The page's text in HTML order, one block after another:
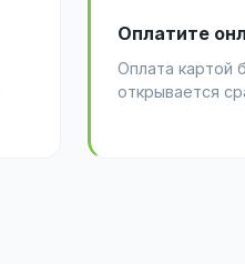
Оплатите
Оплата картой
открывается